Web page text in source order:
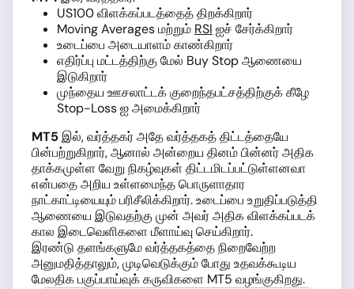
US100 விளக்கப்படத்தைத் திறக்கிறார்
Moving Averages மற்றும் RSI ஐச் சேர்க்கிறார்
உடைப்பை அடையாளம் காண்கிறார்
எதிர்ப்பு மட்டத்திற்கு மேல் Buy Stop ஆணையை
இடுகிறார்
முந்தைய ஊசலாட்டக் குறைந்தபட்சத்திற்குக் கீழே
Stop-Loss ஐ அமைக்கிறார்
MT5 இல், வர்த்தகர் அதே வர்த்தகத் திட்டத்தையே
பின்பற்றுகிறார், ஆனால் அன்றைய தினம் பின்னர் அதிக
தாக்கமுள்ள வேறு நிகழ்வுகள் திட்டமிடப்பட்டுள்ளனவா
என்பதை அறிய உள்ளமைந்த பொருளாதார
நாட்காட்டியையும் பரிசீலிக்கிறார். உடைப்பை உறுதிப்படுத்தி
ஆணையை இடுவதற்கு முன் அவர் அதிக விளக்கப்படக்
கால இடைவெளிகளை மீளாய்வு செய்கிறார்.
இரண்டு தளங்களுமே வர்த்தகத்தை நிறைவேற்ற
அனுமதித்தாலும், முடிவெடுக்கும் போது உதவக்கூடிய
மேலதிக பகுப்பாய்வுக் கருவிகளை MT5 வழங்குகிறது.